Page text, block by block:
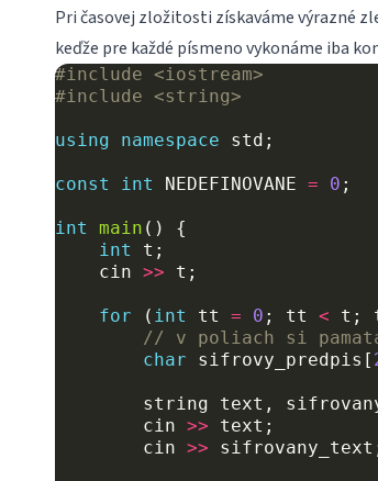
Pri časovej zložitosti získaváme výrazné
keďže pre každé písmeno vykonáme iba
#include <iostream>
#include <string>
using namespace std ;
const int NEDEFINOVANE = 0 ;
int main ()
{
int
t ;
cin >> t ;
for ( int tt = 0 ; tt < t ;
// v poliach si
char
sifrovy_predpis [
string text ,
cin >> text ;
cin >> sifrovany_text